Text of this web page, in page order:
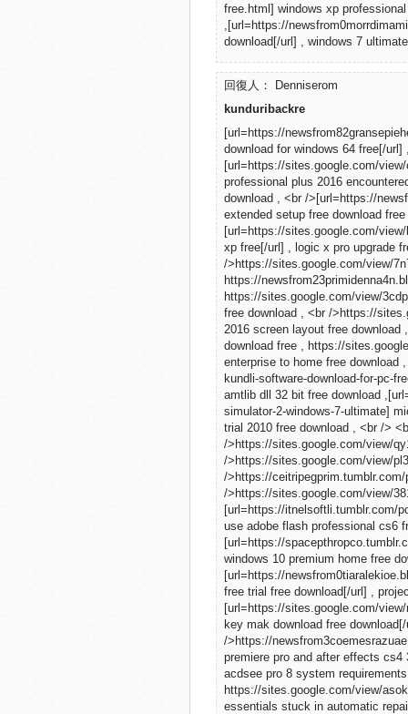
free.html] windows xp
,[url=https://
download[/url] , windows 7
回復人： Denniserom
kunduribackre
[url=https://
download for windows 64 free[/
[url=https://sites.google.com/
professional plus 2016
download , <br />[url=https://
extended setup free download
[url=https://sites.google.com/
xp free[/url] , logic x pro upgrade
/>https://sites.google.com/view/
https://
https://sites.google.com/view/
free download , <br />https://
2016 screen layout free
download free , https://
enterprise to home free download
kundli-software-download-for-pc-
amtlib dll 32 bit free download
simulator-2-windows-7-ultimate]
trial 2010 free download , <br />
/>https://sites.google.com/view/
/>https://sites.google.com/view/
/>https://ceitripegprim.tumblr.com/
/>https://sites.google.com/view/
[url=https://itnelsoftli.tumblr.com/
use adobe flash professional cs6
[url=https://
windows 10 premium home free
[url=https://
free trial free download[/url] ,
[url=https://sites.google.com/
key mak download free
/>https://
premiere pro and after effects
acdsee pro 8 system
https://sites.google.com/view/
essentials stuck in automatic